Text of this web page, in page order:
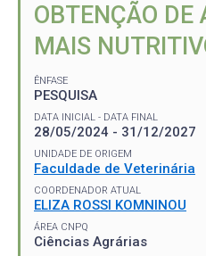
OBTENÇÃO DE
MAIS
ÊNFASE
PESQUISA
DATA INICIAL - DATA FINAL
28/05/2024 - 31/12/2027
UNIDADE DE ORIGEM
Faculdade de Veterinária
COORDENADOR ATUAL
ELIZA ROSSI KOMNINOU
ÁREA CNPQ
Ciências Agrárias